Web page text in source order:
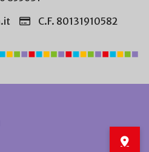
C.F. 80131910582